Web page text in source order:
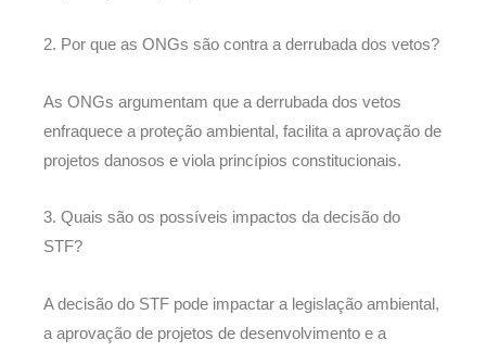
2. Por que as ONGs são contra a derrubada dos vetos?
As ONGs argumentam que a derrubada dos vetos
enfraquece a proteção ambiental, facilita a aprovação de
projetos danosos e viola princípios constitucionais.
3. Quais são os possíveis impactos da decisão do
STF?
A decisão do STF pode impactar a legislação ambiental,
a aprovação de projetos de desenvolvimento e a